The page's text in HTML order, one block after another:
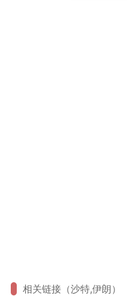
相关链接（沙特,伊朗）